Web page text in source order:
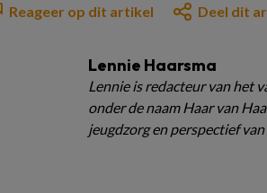
Reageer op dit artikel Deel dit
Lennie Haarsma
Lennie is redacteur van het
onder de naam Haar van
jeugdzorg en perspectief